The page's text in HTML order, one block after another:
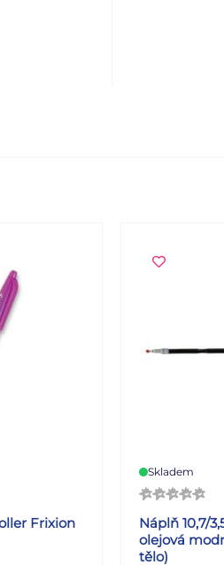
Frixion
Skladem
Náplň 10,7/
olejová
tělo)